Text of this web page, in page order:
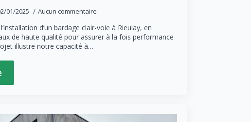
01/2025 Aucun commentaire
d’un bardage clair-voie à Rieulay, en
de haute qualité pour assurer à la fois performance
illustre notre capacité à…